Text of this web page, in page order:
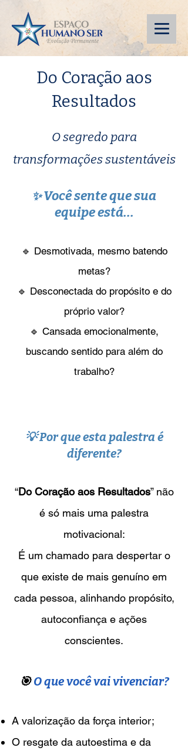
Do Coração aos
Resultados
O segredo para
transformações sustentáveis
✨Você sente que sua
equipe está...
🔹 Desmotivada, mesmo batendo
metas?
🔹 Desconectada do propósito e do
próprio valor?
🔹 Cansada emocionalmente,
buscando sentido para além do
trabalho?
💡 Por que esta palestra é
diferente?
​“Do Coração aos Resultados” não
é só mais uma palestra
motivacional:
É um chamado para despertar o
que existe de mais genuíno em
cada pessoa, alinhando propósito,
autoconfiança e ações
conscientes.
🎯O que você vai vivenciar?
A valorização da força interior;
O resgate da autoestima e da